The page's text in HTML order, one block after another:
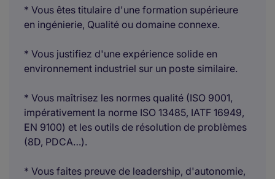
* Vous êtes titulaire d'une formation supérieure
en ingénierie, Qualité ou domaine connexe.
* Vous justifiez d'une expérience solide en
environnement industriel sur un poste similaire.
* Vous maîtrisez les normes qualité (ISO 9001,
impérativement la norme ISO 13485, IATF 16949,
EN 9100) et les outils de résolution de problèmes
(8D, PDCA…).
* Vous faites preuve de leadership, d'autonomie,